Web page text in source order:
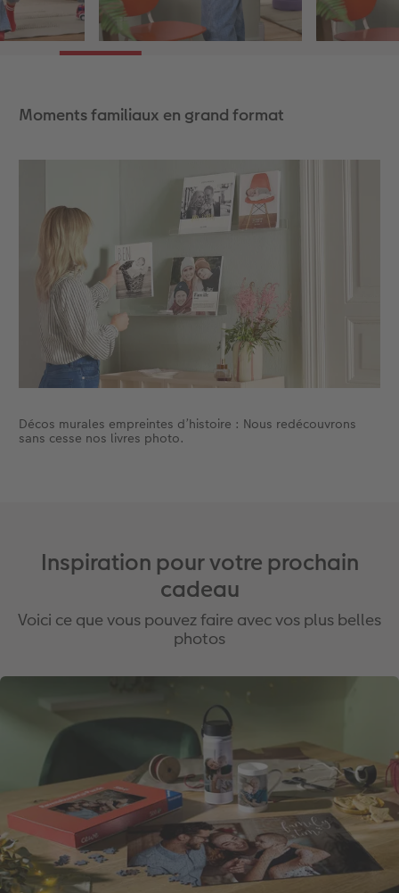
Moments familiaux en grand format
Décos murales empreintes d’histoire : Nous redécouvrons
sans cesse nos livres photo.
Inspiration pour votre prochain
cadeau
Voici ce que vous pouvez faire avec vos plus belles
photos